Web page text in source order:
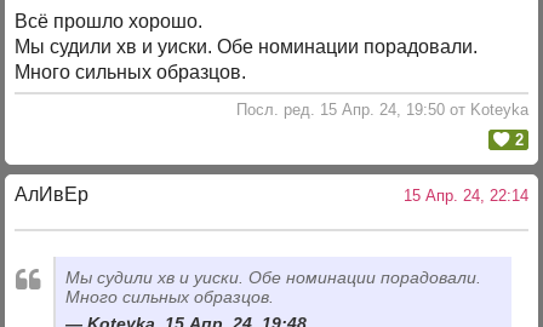
Всё прошло хорошо.
Мы судили хв и уиски. Обе номинации порадовали.
Много сильных образцов.
Посл. ред. 15 Апр. 24, 19:50 от Koteyka
2
АлИвЕр 15 Апр. 24, 22:14
Мы судили хв и уиски. Обе номинации порадовали.
Много сильных образцов.
Koteyka, 15 Апр. 24, 19:48